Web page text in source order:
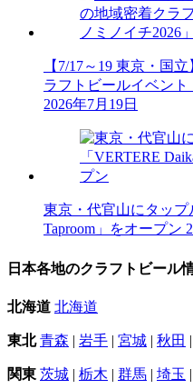
【7/17～19 東京・国
ラフトビールイベント
2026年7月19日
東京・代官山にタップ
Taproom」をオープン
日本各地のクラフトビール
北海道 北海道
東北 青森 | 岩手 | 宮城 | 秋田 |
関東 茨城 | 栃木 | 群馬 | 埼玉 |